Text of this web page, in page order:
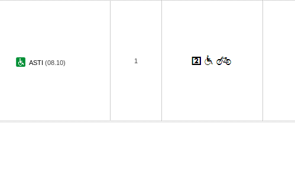
ASTI (08.10) 1